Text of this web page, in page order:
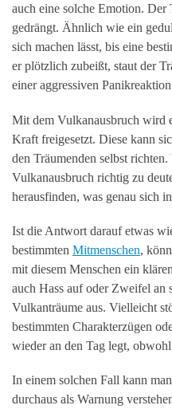
auch eine solche Emotion.
gedrängt. Ähnlich wie ein
sich machen lässt, bis eine
er plötzlich zubeißt, staut der
einer aggressiven
Mit dem Vulkanausbruch wird
Kraft freigesetzt. Diese kann
den Träumenden selbst
Vulkanausbruch richtig zu
herausfinden, was genau sich
Ist die Antwort darauf etwas
bestimmten Mitmenschen,
mit diesem Menschen ein
auch Hass auf oder Zweifel an
Vulkanträume aus. Vielleicht
bestimmten Charakterzügen
wieder an den Tag legt,
In einem solchen Fall kann
durchaus als Warnung